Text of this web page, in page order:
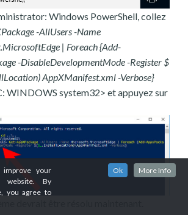
Windows PowerShell, collez
-AllUsers -Name
| Foreach {Add-
-DisableDevelopmentMode -Register $
AppXManifest.xml -Verbose}
WINDOWS system32> et appuyez sur
devrait être résolu maintenant.
your
website. By
you agree to
Ok More Info